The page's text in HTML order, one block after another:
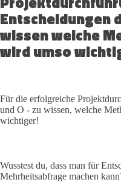
Entscheidungen
wissen welche
wird umso
Für die erfolgreiche
und O - zu wissen, welche
wichtiger!
Wusstest du, dass man für
Mehrheitsabfrage machen